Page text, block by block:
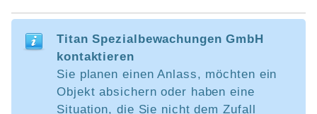
Titan Spezialbewachungen GmbH
kontaktieren
Sie planen einen Anlass, möchten ein
Objekt absichern oder haben eine
Situation, die Sie nicht dem Zufall